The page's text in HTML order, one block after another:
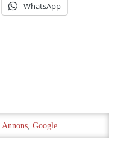
WhatsApp
Annons, Google